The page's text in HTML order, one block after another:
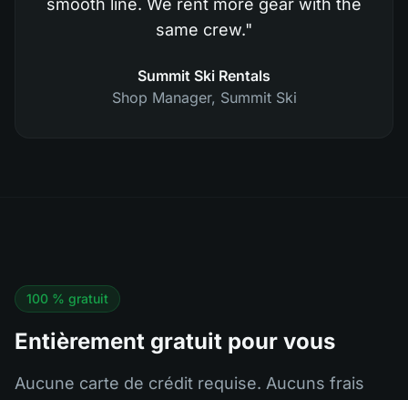
smooth line. We rent more gear with the
same crew."
Summit Ski Rentals
Shop Manager, Summit Ski
100 % gratuit
Entièrement gratuit pour vous
Aucune carte de crédit requise. Aucuns frais